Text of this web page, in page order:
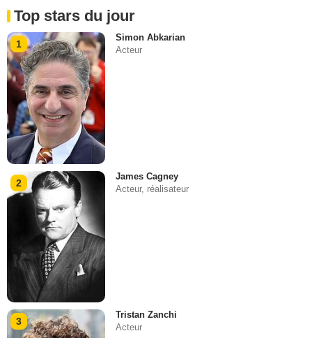
Top stars du jour
1
Simon Abkarian
Acteur
2
James Cagney
Acteur, réalisateur
3
Tristan Zanchi
Acteur